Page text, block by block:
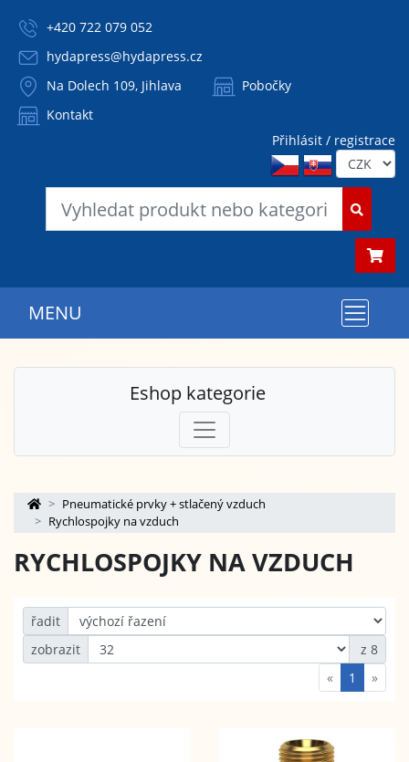
+420 722 079 052
hydapress@hydapress.cz
Na Dolech 109, Jihlava
Pobočky
Kontakt
Přihlásit / registrace
MENU
Eshop kategorie
Pneumatické prvky + stlačený vzduch
Rychlospojky na vzduch
RYCHLOSPOJKY NA VZDUCH
řadit
zobrazit
z 8
«
1 »